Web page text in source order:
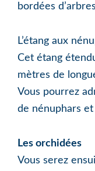
bordées
L’étang aux
Cet étang
mètres de
Vous pourrez
de nénuphars
Les orchidées
Vous serez